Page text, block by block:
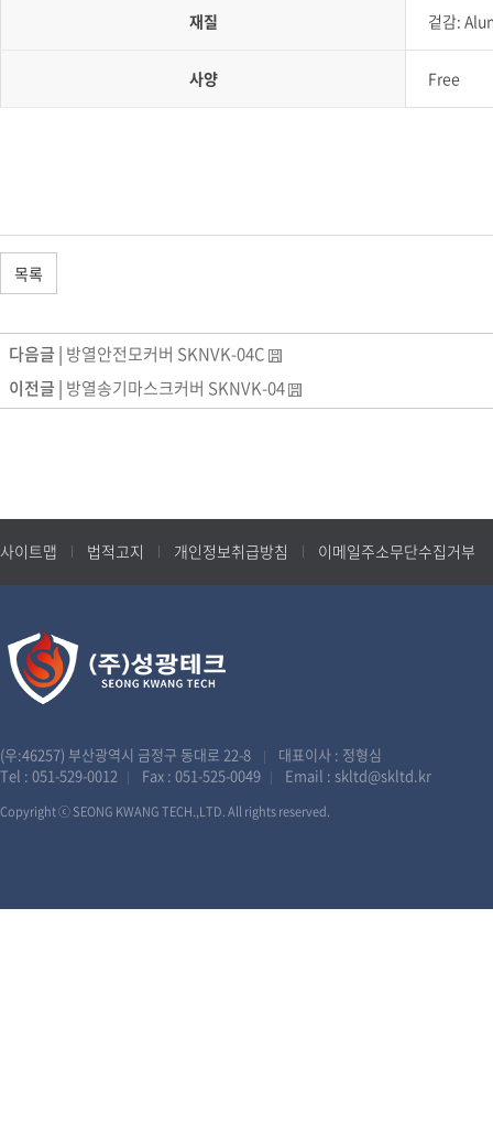
재질 겉감:
사양 Free
목록
다음글 | 방열안전모커버 SKNVK-04C
이전글 | 방열송기마스크커버 SKNVK-04
사이트맵 법적고지 개인정보취급방침 이메일주소무단수집거부
(우:46257) 부산광역시 금정구 동대로 22-8 |
대표이사 : 정형심
Tel : 051-529-0012 | Fax : 051-525-0049 | Email : skltd@skltd.kr
Copyright ⓒ SEONG KWANG TECH.,LTD. All rights reserved.